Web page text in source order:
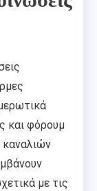
και φόρουμ
καναλιών
με τις